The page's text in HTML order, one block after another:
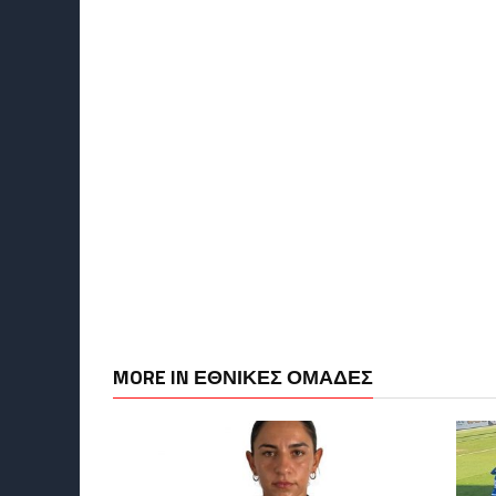
MORE IN ΕΘΝΙΚΕΣ ΟΜΑΔΕΣ